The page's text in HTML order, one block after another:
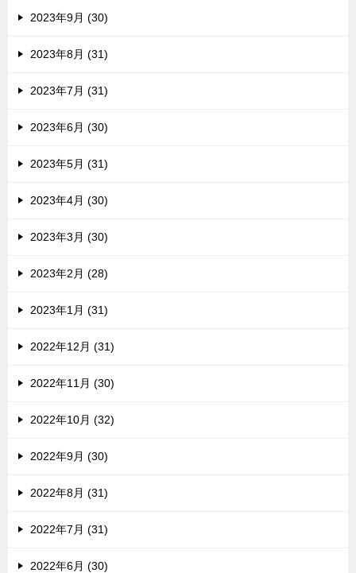
2023年9月 (30)
2023年8月 (31)
2023年7月 (31)
2023年6月 (30)
2023年5月 (31)
2023年4月 (30)
2023年3月 (30)
2023年2月 (28)
2023年1月 (31)
2022年12月 (31)
2022年11月 (30)
2022年10月 (32)
2022年9月 (30)
2022年8月 (31)
2022年7月 (31)
2022年6月 (30)